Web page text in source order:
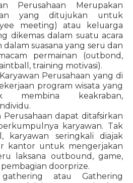
Perusahaan Merupakan
yang ditujukan untuk
meeting) atau keluarga
dikemas dalam suatu acara
dalam suasana yang seru dan
permainan (outbond,
training motivasi).
Perusahaan yang di
program wisata yang
membina keakraban,
dapat ditafsirkan
karyawan. Tak
karyawan seringkali diajak
kantor untuk mengerjakan
laksana outbound, game,
doorprize.
atau Gathering